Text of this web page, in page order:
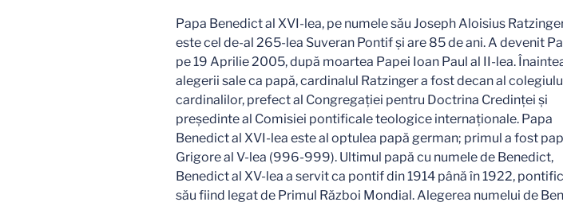
Papa Benedict al XVI-lea, pe numele său Joseph Aloisius
este cel de-al 265-lea Suveran Pontif şi are 85 de ani. A devenit
pe 19 Aprilie 2005, după moartea Papei Ioan Paul al II-lea.
alegerii sale ca papă, cardinalul Ratzinger a fost decan al
cardinalilor, prefect al Congregației pentru Doctrina Credinței și
președinte al Comisiei pontificale teologice internaționale. Papa
Benedict al XVI-lea este al optulea papă german; primul a fost
Grigore al V-lea (996-999). Ultimul papă cu numele de Benedict,
Benedict al XV-lea a servit ca pontif din 1914 până în 1922,
său fiind legat de Primul Război Mondial. Alegerea numelui de